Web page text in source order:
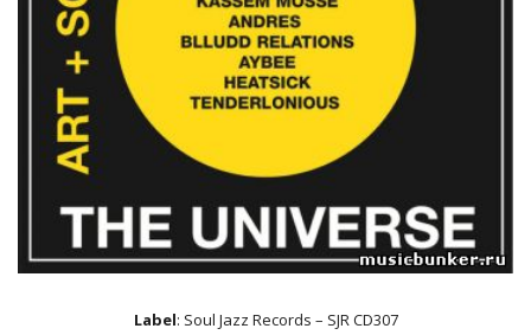
Label: Soul Jazz Records ‎– SJR CD307